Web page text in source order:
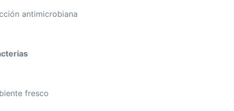
antimicrobiana
fresco